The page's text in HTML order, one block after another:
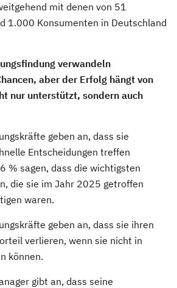
mit denen von 51
1.000 Konsumenten in Deutschland
verwandeln
aber der Erfolg hängt von
nur unterstützt, sondern auch
geben an, dass sie
Entscheidungen treffen
% sagen, dass die wichtigsten
die sie im Jahr 2025 getroffen
waren.
geben an, dass sie ihren
verlieren, wenn sie nicht in
können.
gibt an, dass seine